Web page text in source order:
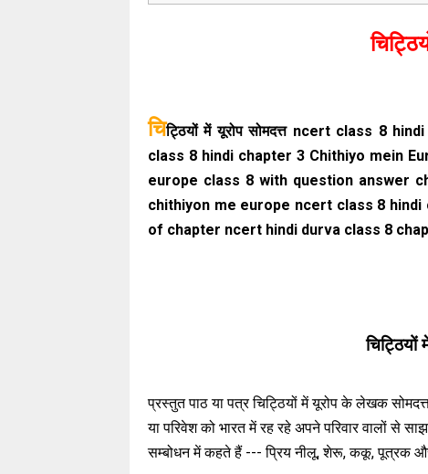
चिट्ठियों में यूरोप सोमदत्त ncert class 8
class 8 hindi chapter 3 Chithiyo mein
europe class 8 with question answer
chithiyon me europe ncert class 8
of chapter ncert hindi durva class 8
चिट्ठियों
प्रस्तुत पाठ या पत्र चिट्ठियों में यूरोप के लेखक
या परिवेश को भारत में रह रहे अपने परिवार वालों से
सम्बोधन में कहते हैं --- प्रिय नीलू, शेरू, ककू, पूत्रक